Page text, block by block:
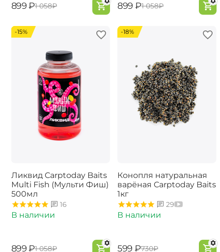
‍899‍ ₽‍1 058‍₽ ‍899‍ ₽‍1 058‍₽
-15%
Ликвид Carptoday Baits
Multi Fish (Мульти Фиш)
500мл
16
В наличии
‍899‍ ₽‍1 058‍₽
-18%
Конопля натуральная
варёная Carptoday Baits
1кг
29
В наличии
‍599‍ ₽‍730‍₽